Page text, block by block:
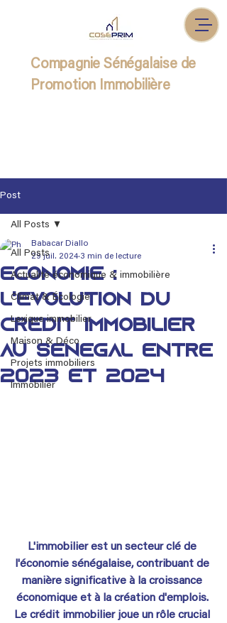
Compagnie Sénégalaise de
Promotion Immobilière
Post
All Posts
Actualité économique & immobilière
Climat & Écologie
Lexique immobilier
Maison & Déco
Projets immobiliers
Immobilier
All Posts
Économie :
L'évolution du
crédit immobilier
au Sénégal entre
2023 et 2024
Babacar Diallo
29 juil. 2024 3 min de lecture
L'immobilier est un secteur clé de
l'économie sénégalaise, contribuant de
manière significative à la croissance
économique et à la création d'emplois.
Le crédit immobilier joue un rôle crucial